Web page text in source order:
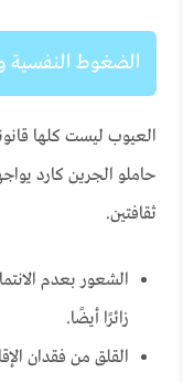
الضغوط النفسية
العيوب ليست كلها
حاملو الجرين كارد
ثقافتين.
الشعور بعدم
زائرًا أيضًا.
القلق من فقدان